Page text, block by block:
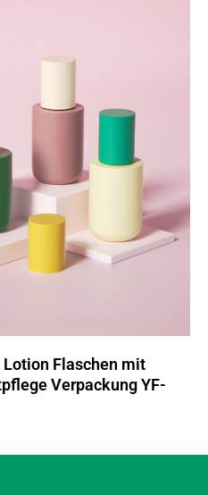
Flaschen mit
Verpackung YF-